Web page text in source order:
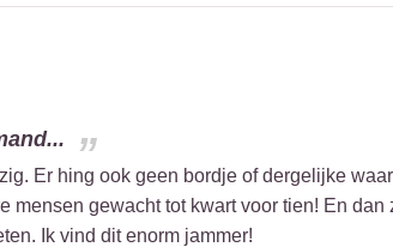
Er hing ook geen bordje of dergelijke
mensen gewacht tot kwart voor tien! En
Ik vind dit enorm jammer!